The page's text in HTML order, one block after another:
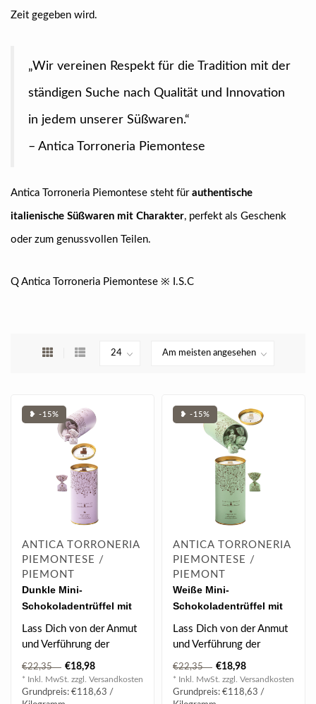
Zeit gegeben wird.
„Wir vereinen Respekt für die Tradition mit der
ständigen Suche nach Qualität und Innovation
in jedem unserer Süßwaren.“
– Antica Torroneria Piemontese
Antica Torroneria Piemontese steht für authentische
italienische Süßwaren mit Charakter, perfekt als Geschenk
oder zum genussvollen Teilen.
Q Antica Torroneria Piemontese ※ I.S.C
❥ -15%
ANTICA TORRONERIA
PIEMONTESE /
PIEMONT
Dunkle Mini-
Schokoladentrüffel mit
Mandeln (160g)
Lass Dich von der Anmut
und Verführung der
„Grace“-Kollektion
erobern und g..
€22,35 €18,98
* Inkl. MwSt. zzgl. Versandkosten
Grundpreis: €118,63 /
❥ -15%
ANTICA TORRONERIA
PIEMONTESE /
PIEMONT
Weiße Mini-
Schokoladentrüffel mit
Mandeln (160g)
Lass Dich von der Anmut
und Verführung der
„Grace“-Kollektion
erobern und g..
€22,35 €18,98
* Inkl. MwSt. zzgl. Versandkosten
Grundpreis: €118,63 /